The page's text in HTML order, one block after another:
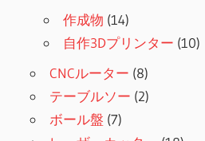
作成物 (14)
自作3Dプリンター (10)
CNCルーター (8)
テーブルソー (2)
ボール盤 (7)